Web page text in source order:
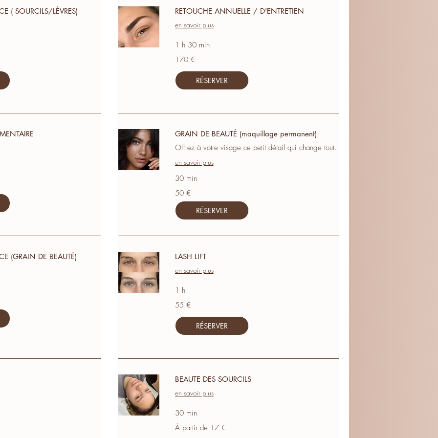
( SOURCILS/LÈVRES)
RETOUCHE ANNUELLE / D'ENTRETIEN
en savoir plus
1 h 30 min
euros
170 €
RÉSERVER
GRAIN DE BEAUTÉ (maquillage permanent)
Offrez à votre visage ce petit détail qui change tout.
en savoir plus
30 min
euros
50 €
RÉSERVER
(GRAIN DE BEAUTÉ)
LASH LIFT
en savoir plus
1 h
euros
55 €
RÉSERVER
BEAUTE DES SOURCILS
en savoir plus
30 min
À
partir
À partir de 17 €